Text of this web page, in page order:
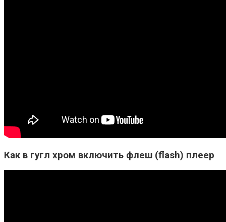
Как в гугл хром включить флеш (flash) плеер